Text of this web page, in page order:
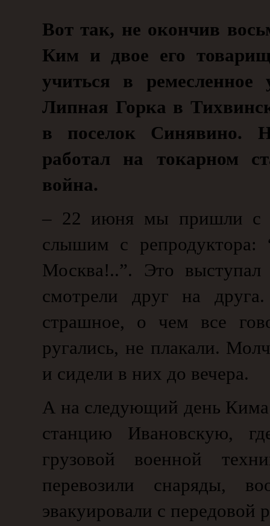
Вот так, не окончив
Ким и двое его
учиться в
Липная Горка в
в поселок Синявино.
работал на токарном
война.
– 22 июня мы пришли с
слышим с репродуктора:
Москва!..”. Это
смотрели друг на
страшное, о чем все
ругались, не плакали.
и сидели в них до вечера.
А на следующий день Кима
станцию Ивановскую,
грузовой военной
перевозили снаряды,
эвакуировали с передовой